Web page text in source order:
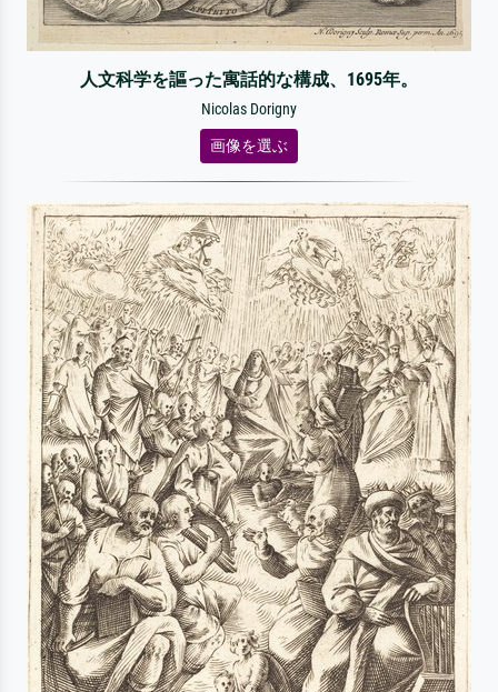
人文科学を謳った寓話的な構成、1695年。
Nicolas Dorigny
画像を選ぶ